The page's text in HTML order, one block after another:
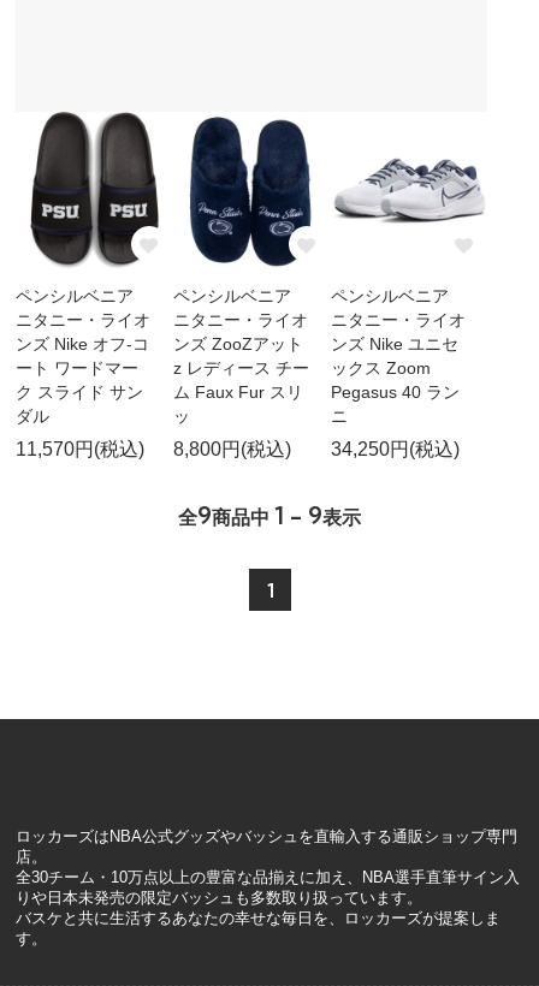
ペンシルベニア
ニタニー・ライオ
ンズ Nike オフ-コ
ート ワードマー
ク スライド サン
ダル
11,570円(税込)
ペンシルベニア
ニタニー・ライオ
ンズ ZooZアット
z レディース チー
ム Faux Fur スリ
ッ
8,800円(税込)
ペンシルベニア
ニタニー・ライオ
ンズ Nike ユニセ
ックス Zoom
Pegasus 40 ラン
ニ
34,250円(税込)
全9商品中 1 - 9表示
1
ロッカーズはNBA公式グッズやバッシュを直輸入する通販ショップ専門
店。
全30チーム・10万点以上の豊富な品揃えに加え、NBA選手直筆サイン入
りや日本未発売の限定バッシュも多数取り扱っています。
バスケと共に生活するあなたの幸せな毎日を、ロッカーズが提案しま
す。